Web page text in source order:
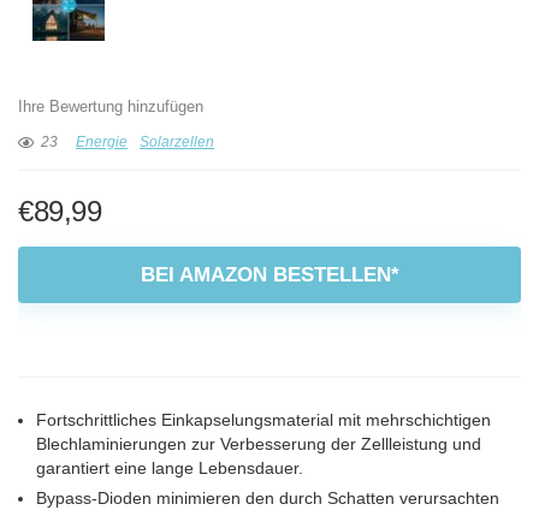
Ihre Bewertung hinzufügen
23 Energie Solarzellen
€89,99
BEI AMAZON BESTELLEN*
Fortschrittliches Einkapselungsmaterial mit mehrschichtigen
Blechlaminierungen zur Verbesserung der Zellleistung und
garantiert eine lange Lebensdauer.
Bypass-Dioden minimieren den durch Schatten verursachten